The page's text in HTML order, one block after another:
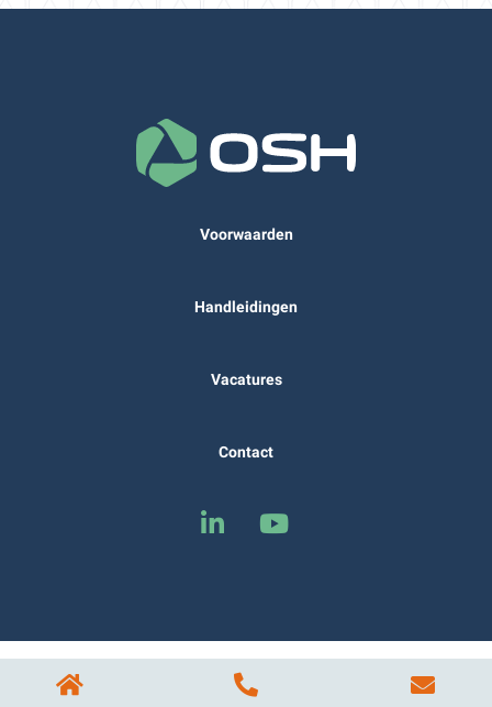
Voorwaarden
Handleidingen
Vacatures
Contact
© 2026 - OSH bv